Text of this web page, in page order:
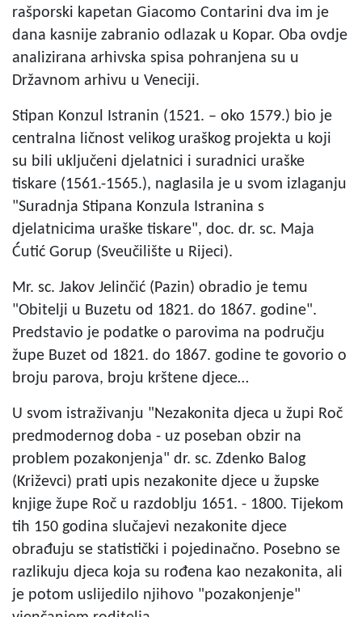
rašporski kapetan Giacomo Contarini dva im je
dana kasnije zabranio odlazak u Kopar. Oba ovdje
analizirana arhivska spisa pohranjena su u
Državnom arhivu u Veneciji.
Stipan Konzul Istranin (1521. – oko 1579.) bio je
centralna ličnost velikog uraškog projekta u koji
su bili uključeni djelatnici i suradnici uraške
tiskare (1561.-1565.), naglasila je u svom izlaganju
"Suradnja Stipana Konzula Istranina s
djelatnicima uraške tiskare", doc. dr. sc. Maja
Ćutić Gorup (Sveučilište u Rijeci).
Mr. sc. Jakov Jelinčić (Pazin) obradio je temu
"Obitelji u Buzetu od 1821. do 1867. godine".
Predstavio je podatke o parovima na području
župe Buzet od 1821. do 1867. godine te govorio o
broju parova, broju krštene djece…
U svom istraživanju "Nezakonita djeca u župi Roč
predmodernog doba - uz poseban obzir na
problem pozakonjenja" dr. sc. Zdenko Balog
(Križevci) prati upis nezakonite djece u župske
knjige župe Roč u razdoblju 1651. - 1800. Tijekom
tih 150 godina slučajevi nezakonite djece
obrađuju se statistički i pojedinačno. Posebno se
razlikuju djeca koja su rođena kao nezakonita, ali
je potom uslijedilo njihovo "pozakonjenje"